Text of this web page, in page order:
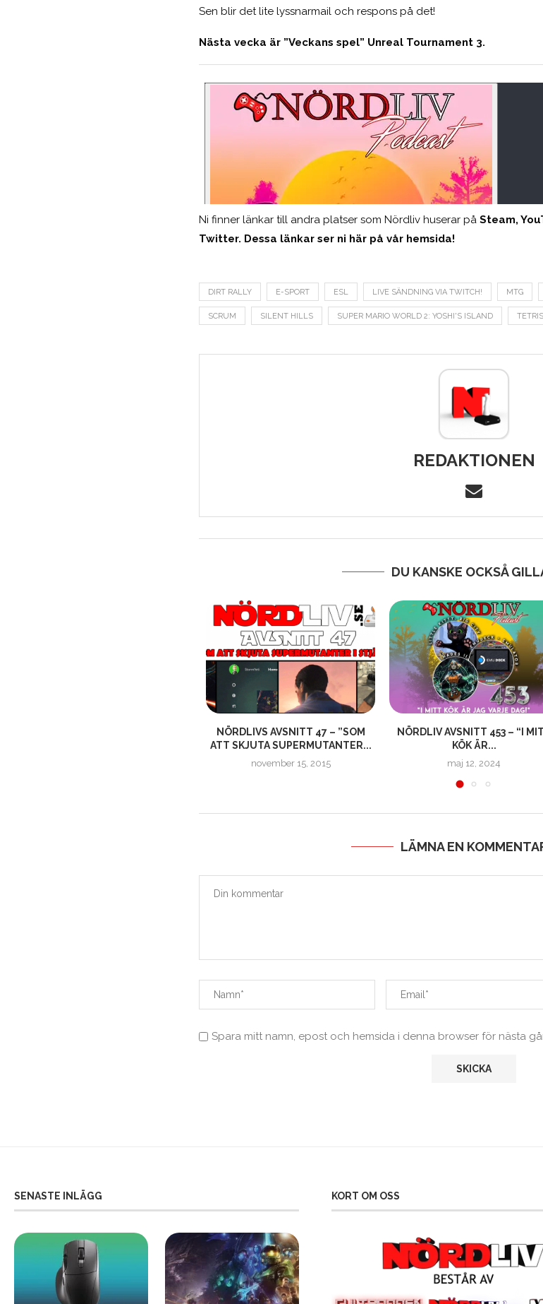
Sen blir det lite lyssnarmail och respons på det!
Nästa vecka är ”Veckans spel” Unreal Tournament 3.
Ni finner länkar till andra platser som Nördliv huserar på Steam,
Twitter. Dessa länkar ser ni här på vår hemsida!
DIRT RALLY E-SPORT ESL LIVE SÄNDNING VIA TWITCH! MTG
SCRUM SILENT HILLS SUPER MARIO WORLD 2: YOSHI'S ISLAND TETRIS
REDAKTIONEN
DU KANSKE OCKSÅ
NÖRDLIVS AVSNITT 47 – ”SOM
ATT SKJUTA SUPERMUTANTER...
november 15, 2015
NÖRDLIV AVSNITT 453 – “I
KÖK ÄR...
maj 12, 2024
LÄMNA EN
Spara mitt namn, epost och hemsida i denna browser för nästa
SENASTE INLÄGG KORT OM OSS